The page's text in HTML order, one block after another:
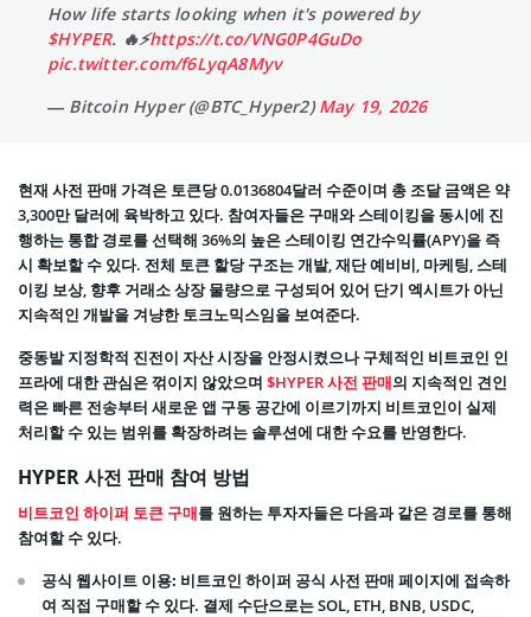
How life starts looking when it's powered by
$HYPER. 🔥⚡️https://t.co/VNG0P4GuDo
pic.twitter.com/f6LyqA8Myv
— Bitcoin Hyper (@BTC_Hyper2)May 19, 2026
현재 사전 판매 가격은 토큰당 0.0136804달러 수준이며 총 조달 금액은 약
3,300만 달러에 육박하고 있다. 참여자들은 구매와 스테이킹을 동시에 진
행하는 통합 경로를 선택해 36%의 높은 스테이킹 연간수익률(APY)을 즉
시 확보할 수 있다. 전체 토큰 할당 구조는 개발, 재단 예비비, 마케팅, 스테
이킹 보상, 향후 거래소 상장 물량으로 구성되어 있어 단기 엑시트가 아닌
지속적인 개발을 겨냥한 토크노믹스임을 보여준다.
중동발 지정학적 진전이 자산 시장을 안정시켰으나 구체적인 비트코인 인
프라에 대한 관심은 꺾이지 않았으며 $HYPER 사전 판매의 지속적인 견인
력은 빠른 전송부터 새로운 앱 구동 공간에 이르기까지 비트코인이 실제
처리할 수 있는 범위를 확장하려는 솔루션에 대한 수요를 반영한다.
HYPER 사전 판매 참여 방법
비트코인 하이퍼 토큰 구매를 원하는 투자자들은 다음과 같은 경로를 통해
참여할 수 있다.
공식 웹사이트 이용: 비트코인 하이퍼 공식 사전 판매 페이지에 접속하
여 직접 구매할 수 있다. 결제 수단으로는 SOL, ETH, BNB, USDC,